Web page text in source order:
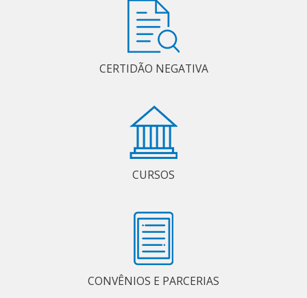
CERTIDÃO NEGATIVA
CURSOS
CONVÊNIOS E PARCERIAS